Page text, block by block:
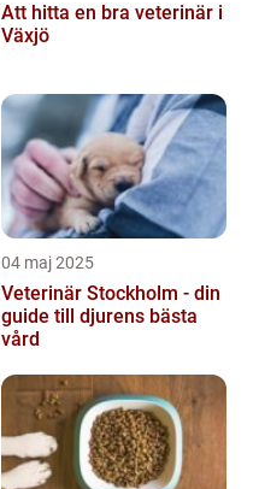
Att hitta en bra veterinär i
Växjö
04 maj 2025
Veterinär Stockholm - din
guide till djurens bästa
vård